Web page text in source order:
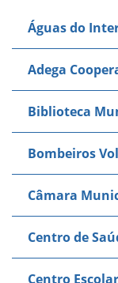
Águas do
Adega
Biblioteca
Bombeiros
Câmara
Centro de
Centro